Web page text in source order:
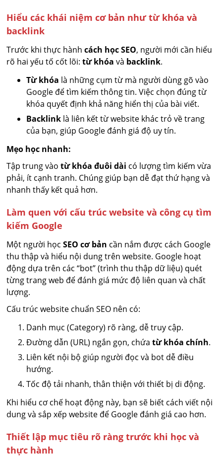
Hiểu các khái niệm cơ bản như từ khóa và
backlink
Trước khi thực hànhcách học SEO, người mới cần hiểu
rõ hai yếu tố cốt lõi:từ khóa và backlink.
Từ khóa là những cụm từ mà người dùng gõ vào
Google để tìm kiếm thông tin. Việc chọn đúng từ
khóa quyết định khả năng hiển thị của bài viết.
Backlink là liên kết từ website khác trỏ về trang
của bạn, giúp Google đánh giá độ uy tín.
Mẹo học nhanh:
Tập trung vàotừ khóa đuôi dài có lượng tìm kiếm vừa
phải, ít cạnh tranh. Chúng giúp bạn dễ đạt thứ hạng và
nhanh thấy kết quả hơn.
Làm quen với cấu trúc website và công cụ tìm
kiếm Google
Một người họcSEO cơ bản cần nắm được cách Google
thu thập và hiểu nội dung trên website. Google hoạt
động dựa trên các “bot” (trình thu thập dữ liệu) quét
từng trang web để đánh giá mức độ liên quan và chất
lượng.
Cấu trúc website chuẩn SEO nên có:
Danh mục (Category) rõ ràng, dễ truy cập.
Đường dẫn (URL) ngắn gọn, chứatừ khóa chính.
Liên kết nội bộ giúp người đọc và bot dễ điều
hướng.
Tốc độ tải nhanh, thân thiện với thiết bị di động.
Khi hiểu cơ chế hoạt động này, bạn sẽ biết cách viết nội
dung và sắp xếp website để Google đánh giá cao hơn.
Thiết lập mục tiêu rõ ràng trước khi học và
thực hành